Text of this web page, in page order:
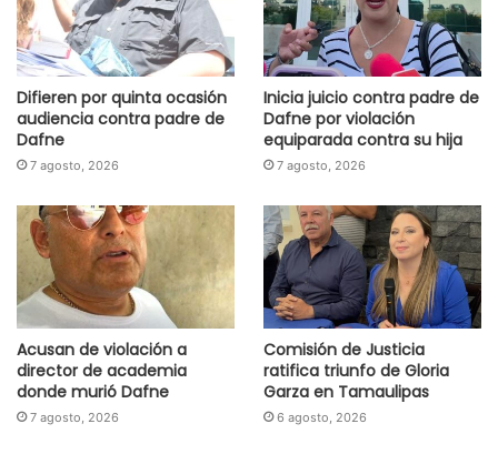
Difieren por quinta ocasión
audiencia contra padre de
Dafne
7 agosto, 2026
Inicia juicio contra padre de
Dafne por violación
equiparada contra su hija
7 agosto, 2026
Acusan de violación a
director de academia
donde murió Dafne
7 agosto, 2026
Comisión de Justicia
ratifica triunfo de Gloria
Garza en Tamaulipas
6 agosto, 2026